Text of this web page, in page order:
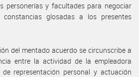
personerías y facultades para negociar
constancias glosadas a los presentes
del mentado acuerdo se circunscribe a
entre la actividad de la empleadora
representación personal y actuación